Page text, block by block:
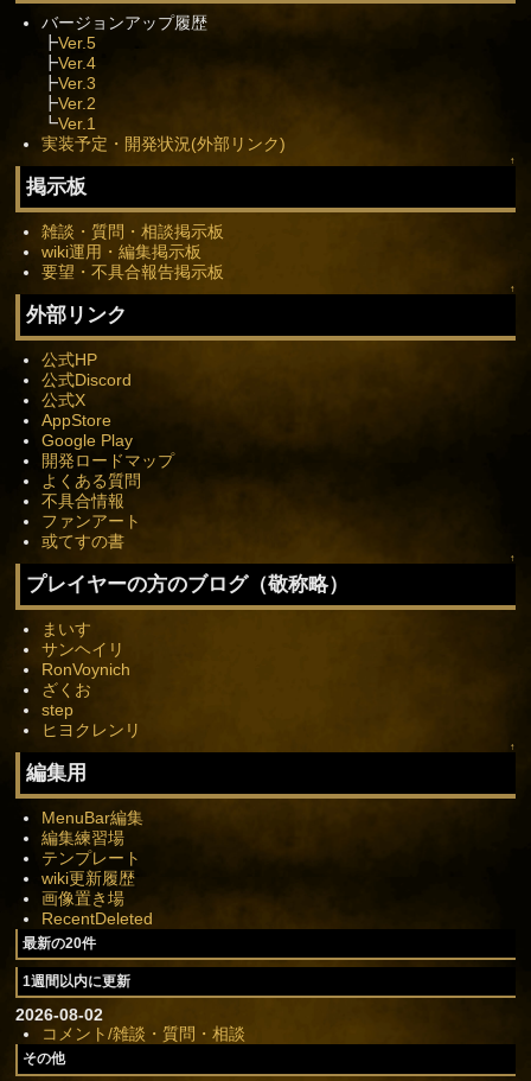
バージョンアップ履歴
┣Ver.5
┣Ver.4
┣Ver.3
┣Ver.2
┗Ver.1
実装予定・開発状況(外部リンク)
↑
掲示板
雑談・質問・相談掲示板
wiki運用・編集掲示板
要望・不具合報告掲示板
↑
外部リンク
公式HP
公式Discord
公式X
AppStore
Google Play
開発ロードマップ
よくある質問
不具合情報
ファンアート
或てすの書
↑
プレイヤーの方のブログ（敬称略）
まいす
サンヘイリ
RonVoynich
ざくお
step
ヒヨクレンリ
↑
編集用
MenuBar編集
編集練習場
テンプレート
wiki更新履歴
画像置き場
RecentDeleted
最新の20件
1週間以内に更新
2026-08-02
コメント/雑談・質問・相談
その他